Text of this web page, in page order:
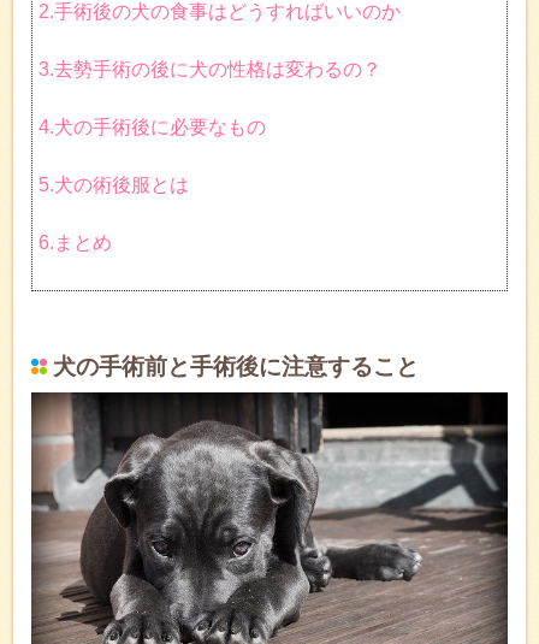
2.手術後の犬の食事はどうすればいいのか
3.去勢手術の後に犬の性格は変わるの？
4.犬の手術後に必要なもの
5.犬の術後服とは
6.まとめ
犬の手術前と手術後に注意すること